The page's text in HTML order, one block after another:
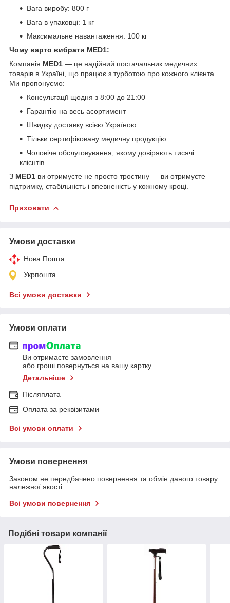
Вага виробу: 800 г
Вага в упаковці: 1 кг
Максимальне навантаження: 100 кг
Чому варто вибрати MED1:
Компанія MED1 — це надійний постачальник медичних
товарів в Україні, що працює з турботою про кожного клієнта.
Ми пропонуємо:
Консультації щодня з 8:00 до 21:00
Гарантію на весь асортимент
Швидку доставку всією Україною
Тільки сертифіковану медичну продукцію
Чоловіче обслуговування, якому довіряють тисячі
клієнтів
З MED1 ви отримуєте не просто тростину — ви отримуєте
підтримку, стабільність і впевненість у кожному кроці.
Приховати
Умови доставки
Нова Пошта
Укрпошта
Всі умови доставки
Умови оплати
Ви отримаєте замовлення
або гроші повернуться на вашу картку
Детальніше
Післяплата
Оплата за реквізитами
Всі умови оплати
Умови повернення
Законом не передбачено повернення та обмін даного товару
належної якості
Всі умови повернення
Подібні товари компанії